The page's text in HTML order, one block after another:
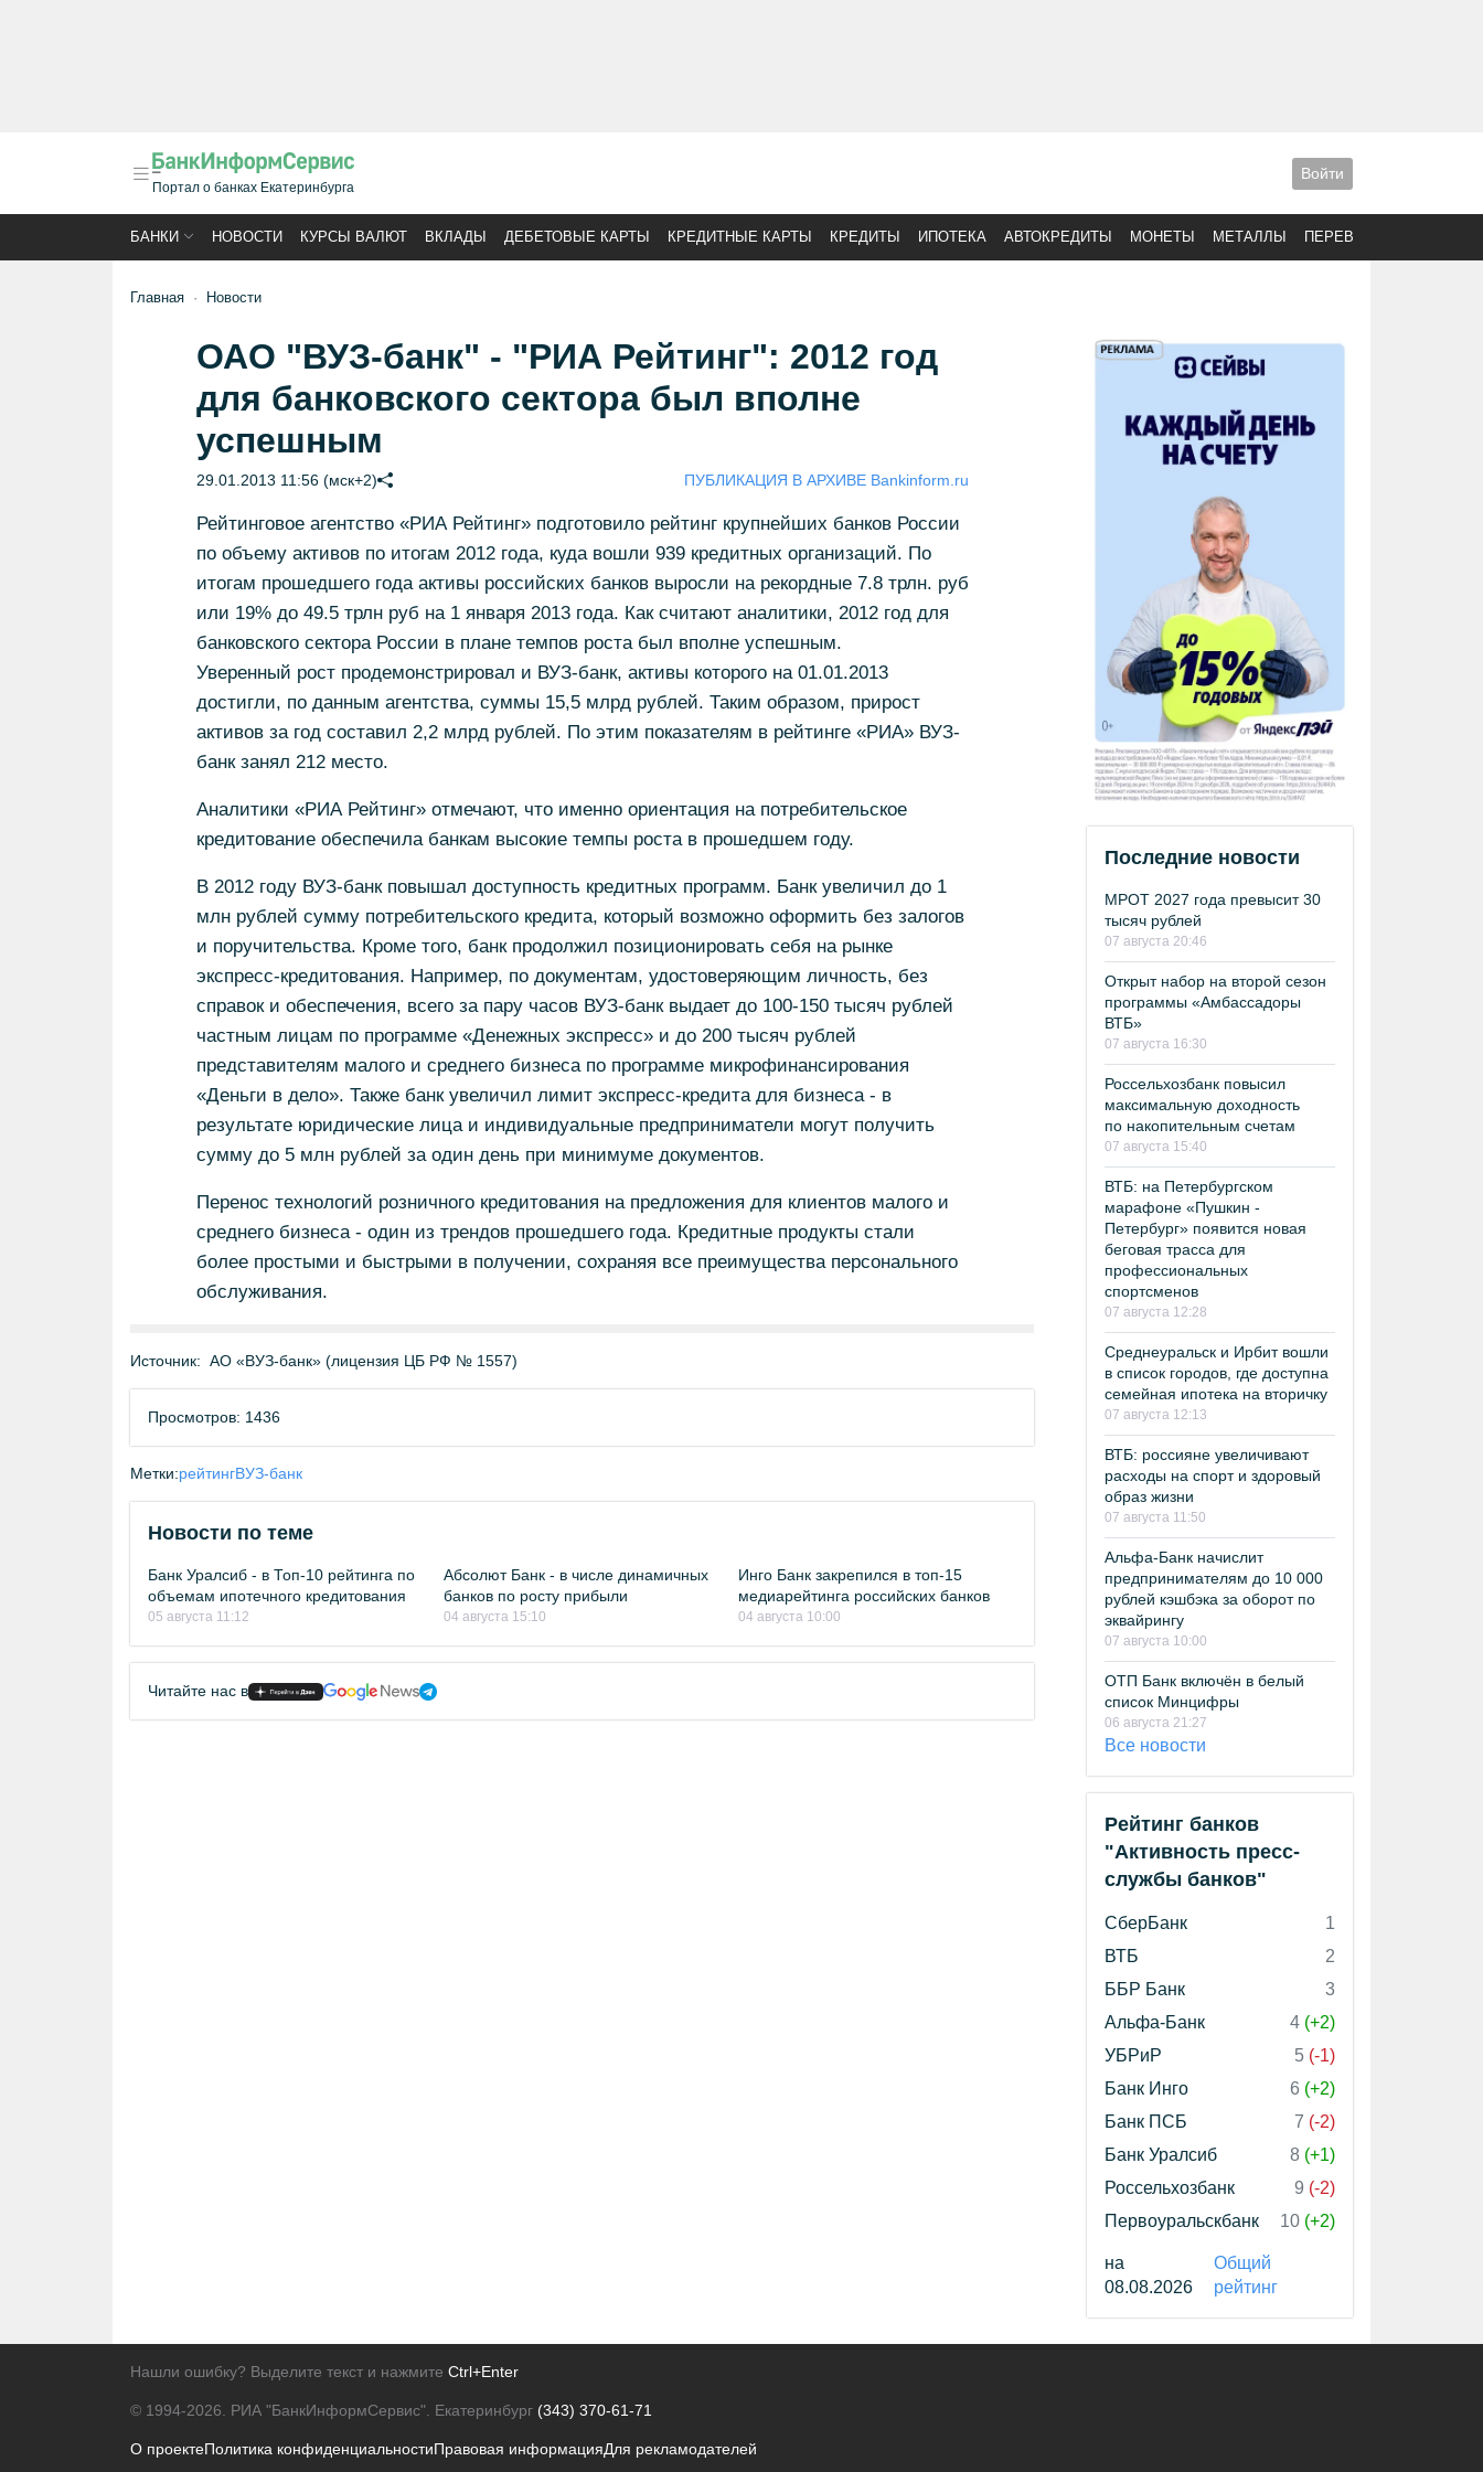
Портал о банках Екатеринбурга
Войти
БАНКИ НОВОСТИ КУРСЫ ВАЛЮТ ВКЛАДЫ ДЕБЕТОВЫЕ КАРТЫ КРЕДИТНЫЕ КАРТЫ КРЕДИТЫ ИПОТЕКА АВТОКРЕДИТЫ МОНЕТЫ МЕТАЛЛЫ ПЕРЕВОДЫ
Главная Новости
ОАО "ВУЗ-банк" - "РИА Рейтинг": 2012 год
для банковского сектора был вполне
успешным
29.01.2013 11:56 (мск+2) ПУБЛИКАЦИЯ В АРХИВЕ Bankinform.ru
Рейтинговое агентство «РИА Рейтинг» подготовило рейтинг крупнейших банков России
по объему активов по итогам 2012 года, куда вошли 939 кредитных организаций. По
итогам прошедшего года активы российских банков выросли на рекордные 7.8 трлн. руб
или 19% до 49.5 трлн руб на 1 января 2013 года. Как считают аналитики, 2012 год для
банковского сектора России в плане темпов роста был вполне успешным.
Уверенный рост продемонстрировал и ВУЗ-банк, активы которого на 01.01.2013
достигли, по данным агентства, суммы 15,5 млрд рублей. Таким образом, прирост
активов за год составил 2,2 млрд рублей. По этим показателям в рейтинге «РИА» ВУЗ-
банк занял 212 место.
Аналитики «РИА Рейтинг» отмечают, что именно ориентация на потребительское
кредитование обеспечила банкам высокие темпы роста в прошедшем году.
В 2012 году ВУЗ-банк повышал доступность кредитных программ. Банк увеличил до 1
млн рублей сумму потребительского кредита, который возможно оформить без залогов
и поручительства. Кроме того, банк продолжил позиционировать себя на рынке
экспресс-кредитования. Например, по документам, удостоверяющим личность, без
справок и обеспечения, всего за пару часов ВУЗ-банк выдает до 100-150 тысяч рублей
частным лицам по программе «Денежных экспресс» и до 200 тысяч рублей
представителям малого и среднего бизнеса по программе микрофинансирования
«Деньги в дело». Также банк увеличил лимит экспресс-кредита для бизнеса - в
результате юридические лица и индивидуальные предприниматели могут получить
сумму до 5 млн рублей за один день при минимуме документов.
Перенос технологий розничного кредитования на предложения для клиентов малого и
среднего бизнеса - один из трендов прошедшего года. Кредитные продукты стали
более простыми и быстрыми в получении, сохраняя все преимущества персонального
обслуживания.
Источник: АО «ВУЗ-банк» (лицензия ЦБ РФ № 1557)
Просмотров: 1436
Метки:рейтингВУЗ-банк
Новости по теме
Банк Уралсиб - в Топ-10 рейтинга по
объемам ипотечного кредитования
05 августа 11:12
Абсолют Банк - в числе динамичных
банков по росту прибыли
04 августа 15:10
Инго Банк закрепился в топ-15
медиарейтинга российских банков
04 августа 10:00
Читайте нас в
Последние новости
МРОТ 2027 года превысит 30
тысяч рублей
07 августа 20:46
Открыт набор на второй сезон
программы «Амбассадоры
ВТБ»
07 августа 16:30
Россельхозбанк повысил
максимальную доходность
по накопительным счетам
07 августа 15:40
ВТБ: на Петербургском
марафоне «Пушкин -
Петербург» появится новая
беговая трасса для
профессиональных
спортсменов
07 августа 12:28
Среднеуральск и Ирбит вошли
в список городов, где доступна
семейная ипотека на вторичку
07 августа 12:13
ВТБ: россияне увеличивают
расходы на спорт и здоровый
образ жизни
07 августа 11:50
Альфа-Банк начислит
предпринимателям до 10 000
рублей кэшбэка за оборот по
эквайрингу
07 августа 10:00
ОТП Банк включён в белый
список Минцифры
06 августа 21:27
Все новости
Рейтинг банков
"Активность пресс-
службы банков"
СберБанк
1
ВТБ
2
ББР Банк
3
Альфа-Банк
4 (+2)
УБРиР
5 (-1)
Банк Инго
6 (+2)
Банк ПСБ
7 (-2)
Банк Уралсиб
8 (+1)
Россельхозбанк
9 (-2)
Первоуральскбанк
10 (+2)
на
08.08.2026
Общий
рейтинг
Нашли ошибку? Выделите текст и нажмите Ctrl+Enter
© 1994-2026. РИА "БанкИнформСервис". Екатеринбург (343) 370-61-71
О проектеПолитика конфиденциальностиПравовая информацияДля рекламодателей